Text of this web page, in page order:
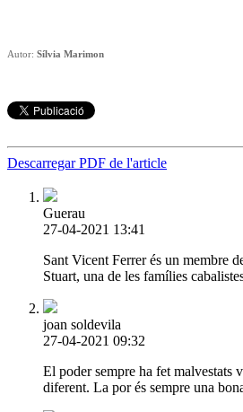
Autor: Sílvia Marimon
Descarregar PDF de l'article
Guerau
27-04-2021 13:41
Sant Vicent Ferrer és un membre
Stuart, una de les famílies
joan soldevila
27-04-2021 09:32
El poder sempre ha fet malvestats
diferent. La por és sempre una